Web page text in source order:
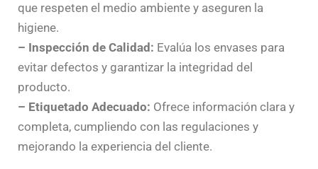
que respeten el medio ambiente y aseguren la
higiene.
– Inspección de Calidad: Evalúa los envases para
evitar defectos y garantizar la integridad del
producto.
– Etiquetado Adecuado: Ofrece información clara y
completa, cumpliendo con las regulaciones y
mejorando la experiencia del cliente.